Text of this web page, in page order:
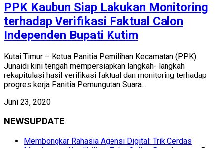
PPK Kaubun Siap Lakukan Monitoring
terhadap Verifikasi Faktual Calon
Independen Bupati Kutim
Kutai Timur – Ketua Panitia Pemilihan Kecamatan (PPK)
Junaidi kini tengah mempersiapkan langkah- langkah
rekapitulasi hasil verifikasi faktual dan monitoring terhadap
progres kerja Panitia Pemungutan Suara...
Juni 23, 2020
NEWSUPDATE
Membongkar Rahasia Agensi Digital: Trik Cerdas